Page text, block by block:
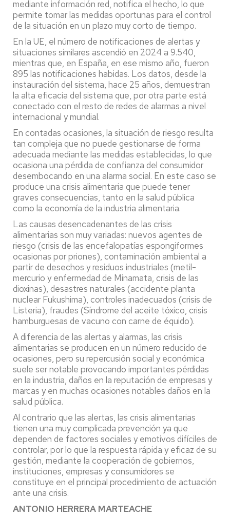
mediante información red, notifica el hecho, lo que
permite tomar las medidas oportunas para el control
de la situación en un plazo muy corto de tiempo.
En la UE, el número de notificaciones de alertas y
situaciones similares ascendió en 2024 a 9.540,
mientras que, en España, en ese mismo año, fueron
895 las notificaciones habidas. Los datos, desde la
instauración del sistema, hace 25 años, demuestran
la alta eficacia del sistema que, por otra parte está
conectado con el resto de redes de alarmas a nivel
internacional y mundial.
En contadas ocasiones, la situación de riesgo resulta
tan compleja que no puede gestionarse de forma
adecuada mediante las medidas establecidas, lo que
ocasiona una pérdida de confianza del consumidor
desembocando en una alarma social. En este caso se
produce una crisis alimentaria que puede tener
graves consecuencias, tanto en la salud pública
como la economía de la industria alimentaria.
Las causas desencadenantes de las crisis
alimentarias son muy variadas: nuevos agentes de
riesgo (crisis de las encefalopatías espongiformes
ocasionas por priones), contaminación ambiental a
partir de desechos y residuos industriales (metil-
mercurio y enfermedad de Minamata, crisis de las
dioxinas), desastres naturales (accidente planta
nuclear Fukushima), controles inadecuados (crisis de
Listeria), fraudes (Síndrome del aceite tóxico, crisis
hamburguesas de vacuno con carne de équido).
A diferencia de las alertas y alarmas, las crisis
alimentarias se producen en un número reducido de
ocasiones, pero su repercusión social y económica
suele ser notable provocando importantes pérdidas
en la industria, daños en la reputación de empresas y
marcas y en muchas ocasiones notables daños en la
salud pública.
Al contrario que las alertas, las crisis alimentarias
tienen una muy complicada prevención ya que
dependen de factores sociales y emotivos difíciles de
controlar, por lo que la respuesta rápida y eficaz de su
gestión, mediante la cooperación de gobiernos,
instituciones, empresas y consumidores se
constituye en el principal procedimiento de actuación
ante una crisis.
ANTONIO HERRERA MARTEACHE